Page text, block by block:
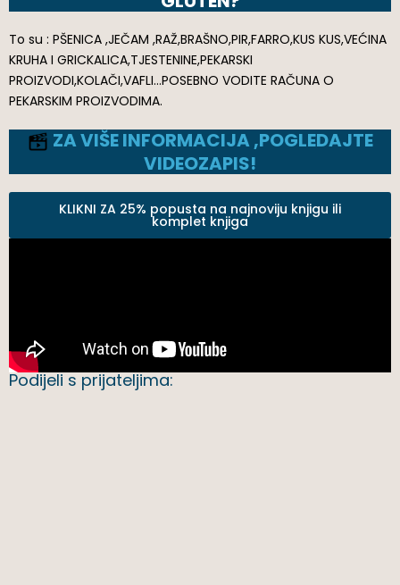
To su : PŠENICA ,JEČAM ,RAŽ,BRAŠNO,PIR,FARRO,KUS KUS,VEĆINA
KRUHA I GRICKALICA,TJESTENINE,PEKARSKI
PROIZVODI,KOLAČI,VAFLI…POSEBNO VODITE RAČUNA O
PEKARSKIM PROIZVODIMA.
ZA VIŠE INFORMACIJA ,POGLEDAJTE
VIDEOZAPIS!
KLIKNI ZA 25% popusta na najnoviju knjigu ili
komplet knjiga
Podijeli s prijateljima: